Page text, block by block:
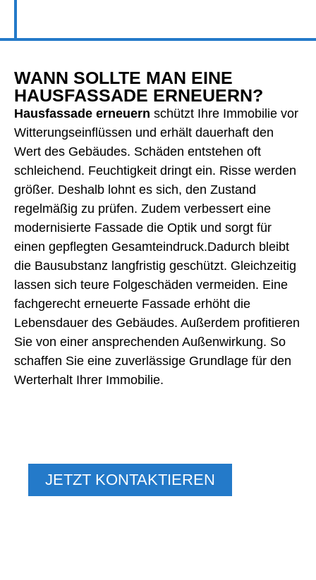
WANN SOLLTE MAN EINE
HAUSFASSADE ERNEUERN?
Hausfassade erneuern schützt Ihre Immobilie vor
Witterungseinflüssen und erhält dauerhaft den
Wert des Gebäudes. Schäden entstehen oft
schleichend. Feuchtigkeit dringt ein. Risse werden
größer. Deshalb lohnt es sich, den Zustand
regelmäßig zu prüfen. Zudem verbessert eine
modernisierte Fassade die Optik und sorgt für
einen gepflegten Gesamteindruck.Dadurch bleibt
die Bausubstanz langfristig geschützt. Gleichzeitig
lassen sich teure Folgeschäden vermeiden. Eine
fachgerecht erneuerte Fassade erhöht die
Lebensdauer des Gebäudes. Außerdem profitieren
Sie von einer ansprechenden Außenwirkung. So
schaffen Sie eine zuverlässige Grundlage für den
Werterhalt Ihrer Immobilie.
JETZT KONTAKTIEREN